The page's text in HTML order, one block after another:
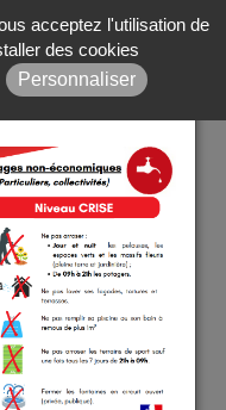
GATEY
acceptez l'utilisation de
des cookies
Personnaliser